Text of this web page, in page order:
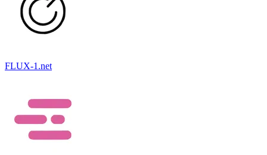
FLUX-1.net